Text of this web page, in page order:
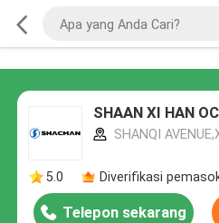
SHAAN XI HAN
SHANQI
5.0 Diverifikasi
Telepon sekarang